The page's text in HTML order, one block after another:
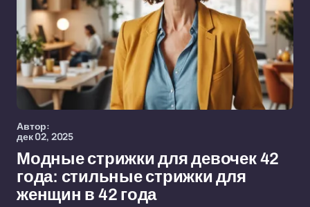
Автор:
дек 02, 2025
Модные стрижки для девочек 42
года: стильные стрижки для
женщин в 42 года